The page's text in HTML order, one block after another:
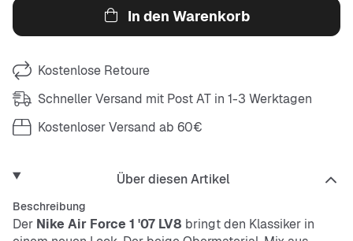
In den Warenkorb
Kostenlose Retoure
Schneller Versand mit Post AT in 1-3 Werktagen
Kostenloser Versand ab 60€
Über diesen Artikel
Beschreibung
Der Nike Air Force 1 '07 LV8 bringt den Klassiker in